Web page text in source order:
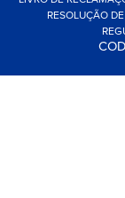
RESOLUÇÃO